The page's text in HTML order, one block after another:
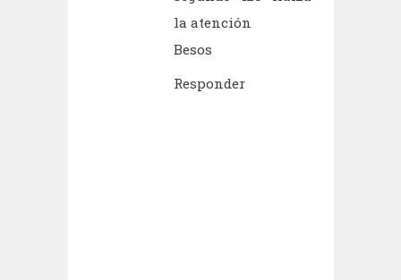
la atención
Besos
Responder